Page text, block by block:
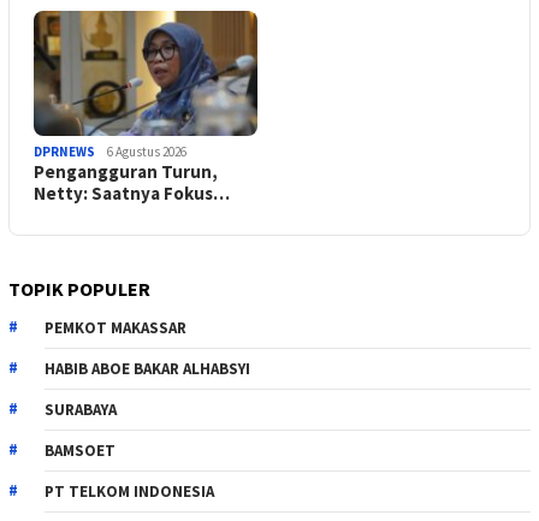
DPRNEWS 6 Agustus 2026
Pengangguran Turun,
Netty: Saatnya Fokus…
TOPIK POPULER
PEMKOT MAKASSAR
HABIB ABOE BAKAR ALHABSYI
SURABAYA
BAMSOET
PT TELKOM INDONESIA